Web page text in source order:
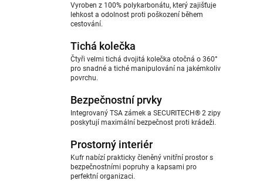
Vyroben z 100% polykarbonátu, který zajišťuje
lehkost a odolnost proti poškození během
cestování.
Tichá kolečka
Čtyři velmi tichá dvojitá kolečka otočná o 360°
pro snadné a tiché manipulování na jakémkoliv
povrchu.
Bezpečnostní prvky
Integrovaný TSA zámek a SECURITECH® 2 zipy
poskytují maximální bezpečnost proti krádeži.
Prostorný interiér
Kufr nabízí prakticky členěný vnitřní prostor s
bezpečnostními popruhy a kapsami pro
perfektní organizaci.